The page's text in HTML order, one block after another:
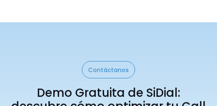
Contáctanos
Demo Gratuita de SiDial: